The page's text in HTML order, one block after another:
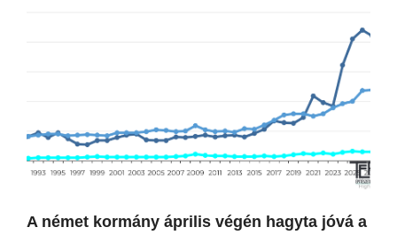
A német kormány április végén hagyta jóvá a